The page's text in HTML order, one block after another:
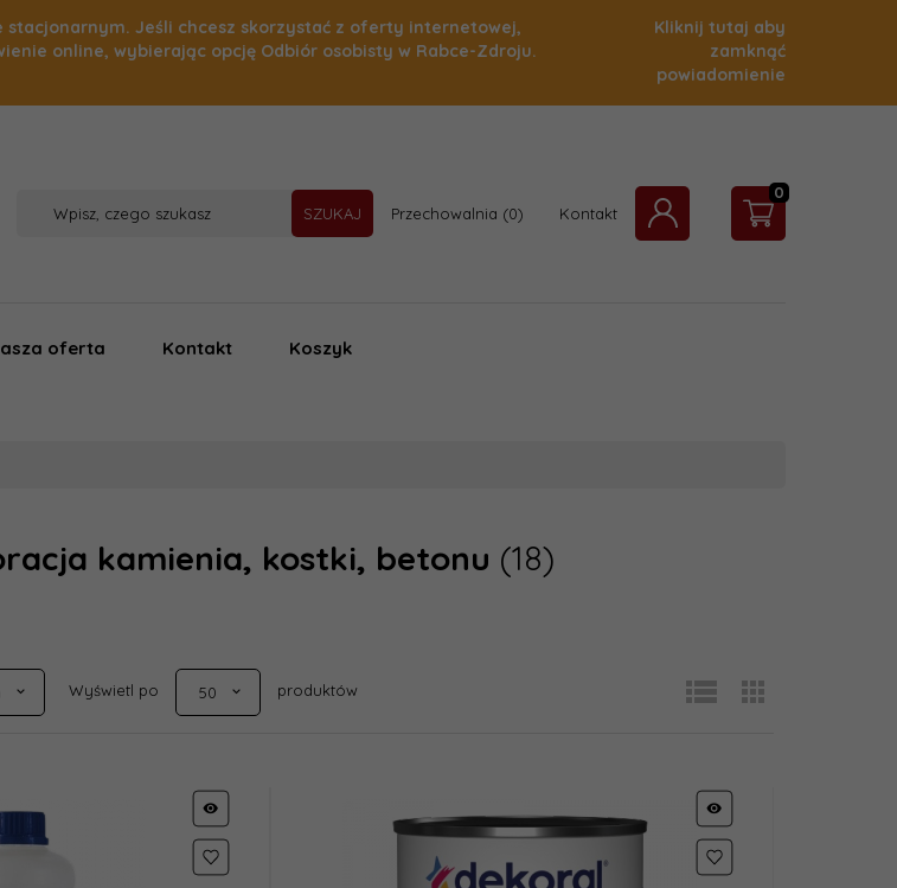
stacjonarnym. Jeśli chcesz skorzystać z oferty internetowej,
online, wybierając opcję Odbiór osobisty w Rabce-Zdroju.
Kliknij tutaj aby
zamknąć
powiadomienie
SZUKAJ Przechowalnia Kontakt
0
oferta Kontakt Koszyk
kamienia, kostki, betonu (18)
Wyświetl po
pop
50
produktów